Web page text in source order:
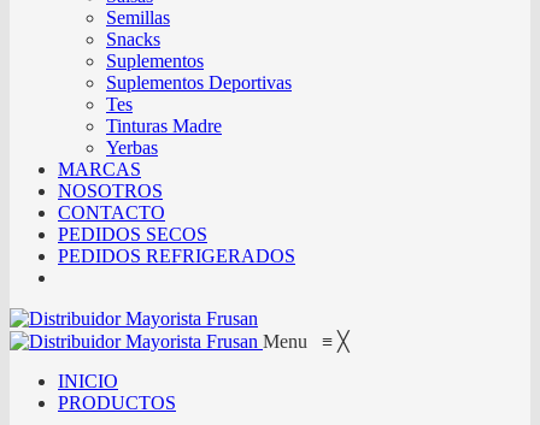
Semillas
Snacks
Suplementos
Suplementos Deportivas
Tes
Tinturas Madre
Yerbas
MARCAS
NOSOTROS
CONTACTO
PEDIDOS SECOS
PEDIDOS REFRIGERADOS
Menu ≡ ╳
INICIO
PRODUCTOS